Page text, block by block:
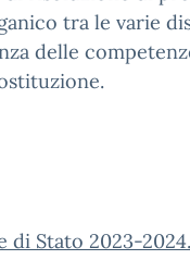
tra le varie
delle
di Stato 2023-